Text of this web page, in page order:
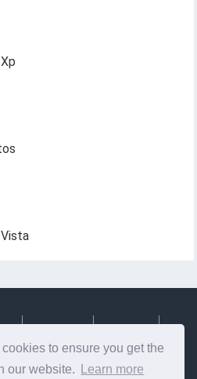
to ensure you get the
our website.
Learn more